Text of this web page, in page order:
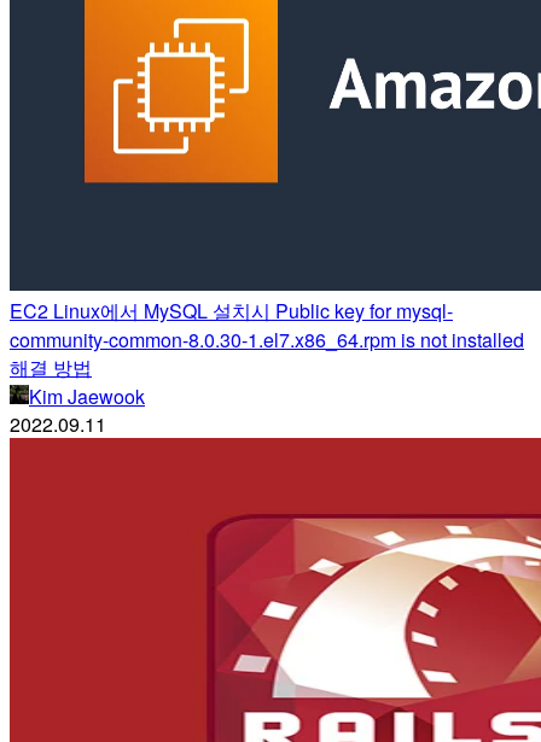
EC2 Linux에서 MySQL 설치시 Public key for mysql-
community-common-8.0.30-1.el7.x86_64.rpm is not installed
해결 방법
Kim Jaewook
2022.09.11